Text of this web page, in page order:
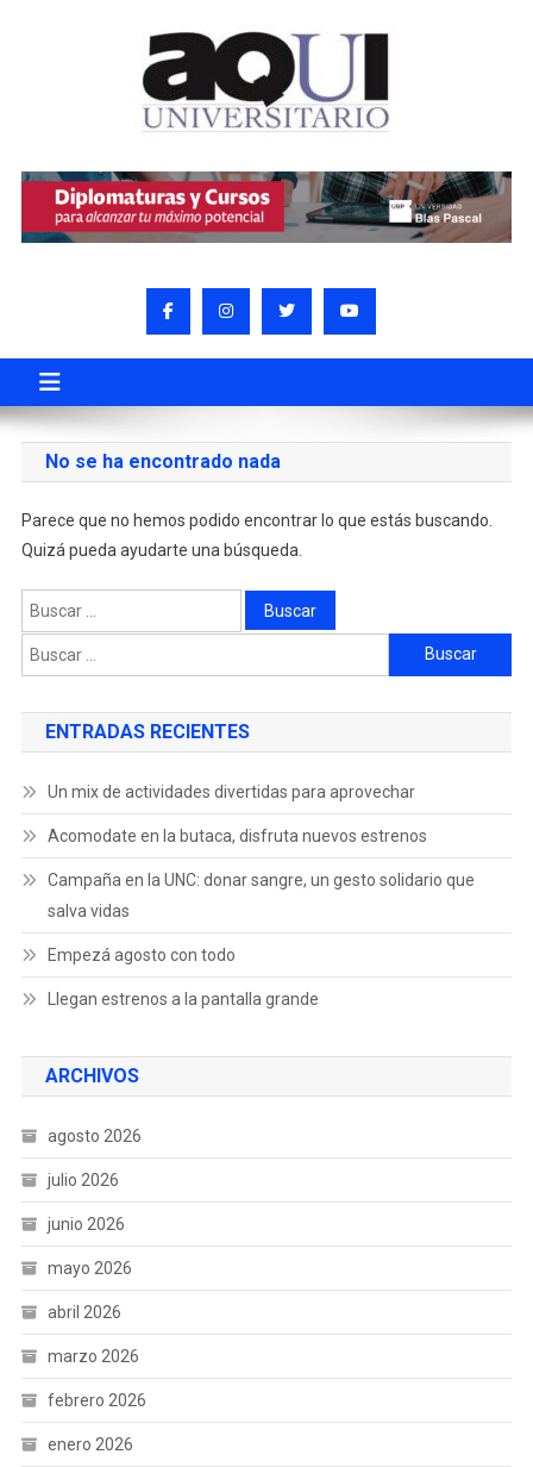
No se ha encontrado nada
Parece que no hemos podido encontrar lo que estás buscando.
Quizá pueda ayudarte una búsqueda.
ENTRADAS RECIENTES
Un mix de actividades divertidas para aprovechar
Acomodate en la butaca, disfruta nuevos estrenos
Campaña en la UNC: donar sangre, un gesto solidario que
salva vidas
Empezá agosto con todo
Llegan estrenos a la pantalla grande
ARCHIVOS
agosto 2026
julio 2026
junio 2026
mayo 2026
abril 2026
marzo 2026
febrero 2026
enero 2026